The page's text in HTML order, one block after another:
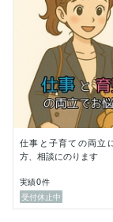
・今の状態を
・必要な受診
・不安を少し
少しでもその
顔も名前も声
してご利用く
あなたのお話
す！
仕事と子育ての両立
方、相談にのります
実績0件
受付休止中